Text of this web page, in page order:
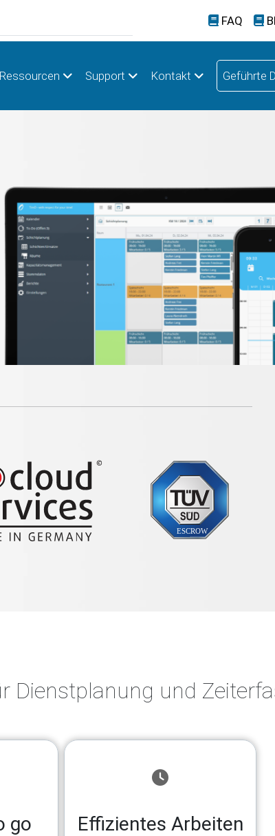
FAQ
Ressourcen Support Kontakt Geführte
Dienstplanung und
go Effizientes Arbeiten